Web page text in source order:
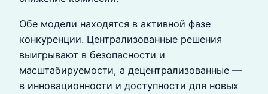
Обе модели находятся в активной фазе
конкуренции. Централизованные решения
выигрывают в безопасности и
масштабируемости, а децентрализованные —
в инновационности и доступности для новых